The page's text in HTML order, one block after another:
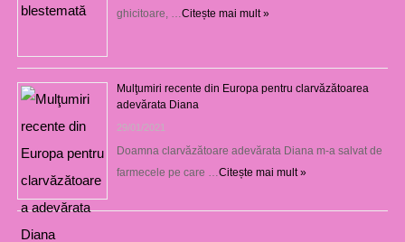
ghicitoare, …Citește mai mult »
Mulţumiri recente din Europa pentru clarvăzătoarea
adevărata Diana
29/01/2021
Doamna clarvăzătoare adevărata Diana m-a salvat de
farmecele pe care …Citește mai mult »